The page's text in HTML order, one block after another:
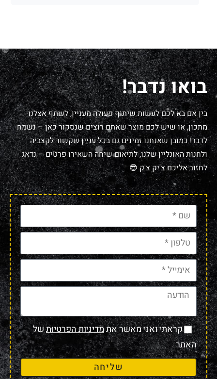
בואו נדבר!
בין אם בא לכם לעשות שיתוף פעולה מעניין, לשתף אצלנו
מתכון, או שיש לכם מוצר שאתם רוצים שנסקור כאן – נשמח
לדבר! כמובן שאנחנו זמינים גם בכל עניין שקשור לקצביה
ולחנות האונליין שלנו, לתיאום שיחה השאירו פרטים – נדאג
לחזור אליכם צ'יק צ'ק 😎
קראתי ואני מאשר אתמדיניות הפרטיותשל
האתר
שליחה